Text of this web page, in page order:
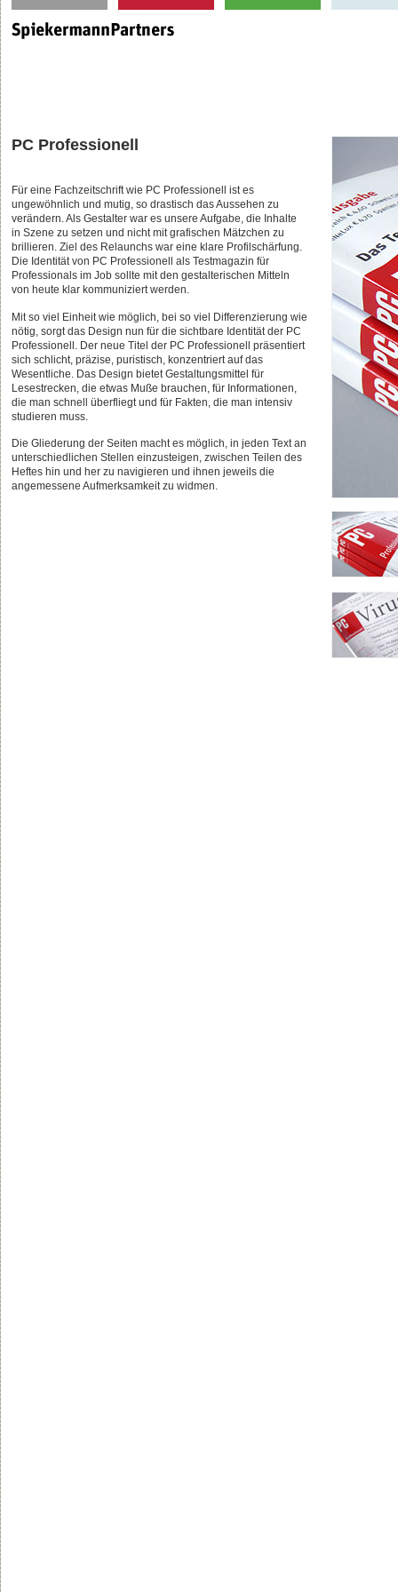
PC Professionell
Für eine Fachzeitschrift wie PC Professionell ist es
ungewöhnlich und mutig, so drastisch das Aussehen zu
verändern. Als Gestalter war es unsere Aufgabe, die Inhalte
in Szene zu setzen und nicht mit grafischen Mätzchen zu
brillieren. Ziel des Relaunchs war eine klare Profilschärfung.
Die Identität von PC Professionell als Testmagazin für
Professionals im Job sollte mit den gestalterischen Mitteln
von heute klar kommuniziert werden.
Mit so viel Einheit wie möglich, bei so viel Differenzierung wie
nötig, sorgt das Design nun für die sichtbare Identität der PC
Professionell. Der neue Titel der PC Professionell präsentiert
sich schlicht, präzise, puristisch, konzentriert auf das
Wesentliche. Das Design bietet Gestaltungsmittel für
Lesestrecken, die etwas Muße brauchen, für Informationen,
die man schnell überfliegt und für Fakten, die man intensiv
studieren muss.
Die Gliederung der Seiten macht es möglich, in jeden Text an
unterschiedlichen Stellen einzusteigen, zwischen Teilen des
Heftes hin und her zu navigieren und ihnen jeweils die
angemessene Aufmerksamkeit zu widmen.